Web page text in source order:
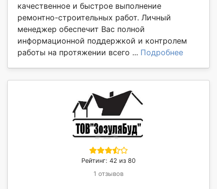
качественное и быстрое выполнение
ремонтно-строительных работ. Личный
менеджер обеспечит Вас полной
информационной поддержкой и контролем
работы на протяжении всего ... Подробнее
Рейтинг: 42 из 80
1 отзывов